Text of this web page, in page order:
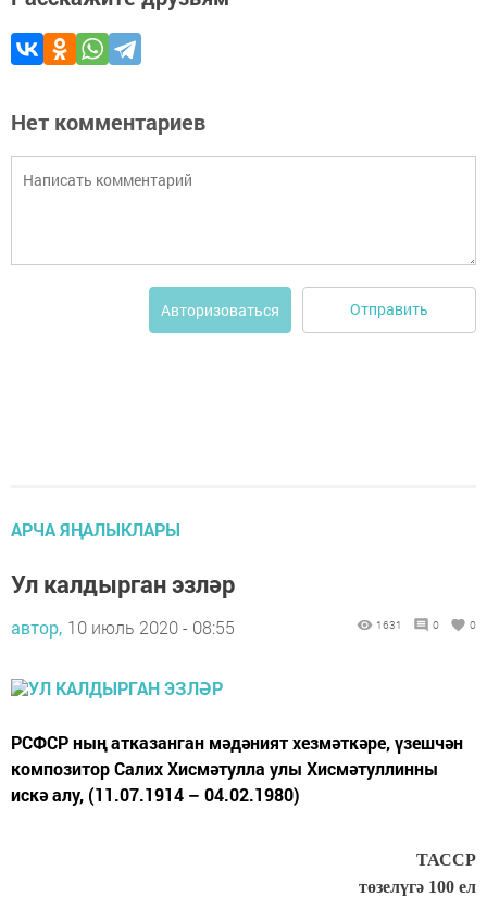
Нет комментариев
Авторизоваться Отправить
АРЧА ЯҢАЛЫКЛАРЫ
Ул калдырган эзләр
автор, 10 июль 2020 - 08:55 1631 0 0
РСФСР ның атказанган мәдәният хезмәткәре, үзешчән
композитор Салих Хисмәтулла улы Хисмәтуллинны
искә алу, (11.07.1914 – 04.02.1980)
ТАССР
төзелүгә 100 ел